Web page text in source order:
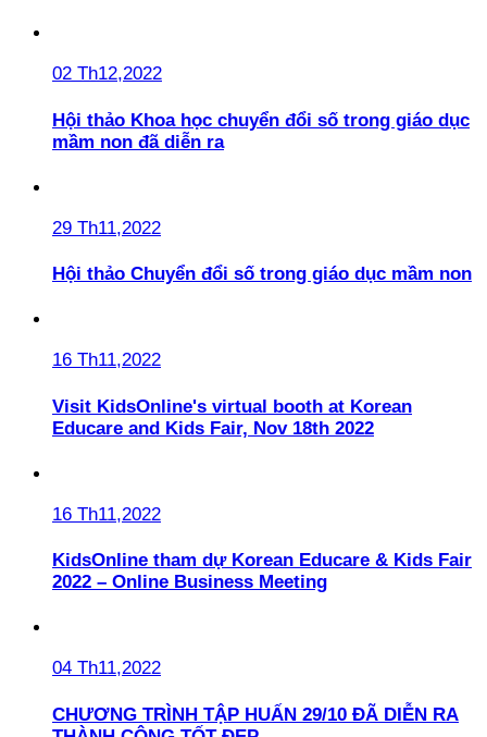
02 Th12,2022
Hội thảo Khoa học chuyển đổi số trong giáo dục
mầm non đã diễn ra
29 Th11,2022
Hội thảo Chuyển đổi số trong giáo dục mầm non
16 Th11,2022
Visit KidsOnline's virtual booth at Korean
Educare and Kids Fair, Nov 18th 2022
16 Th11,2022
KidsOnline tham dự Korean Educare & Kids Fair
2022 – Online Business Meeting
04 Th11,2022
CHƯƠNG TRÌNH TẬP HUẤN 29/10 ĐÃ DIỄN RA